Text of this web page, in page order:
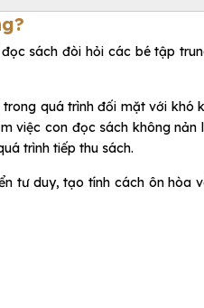
sách đòi hỏi các bé tập
quá trình đối mặt với khó
việc con đọc sách không nản
trình tiếp thu sách.
tư duy, tạo tính cách ôn hòa